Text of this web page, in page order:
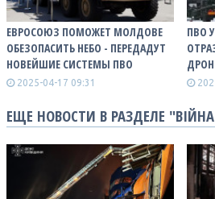
ЕВРОСОЮЗ ПОМОЖЕТ МОЛДОВЕ
ОБЕЗОПАСИТЬ НЕБО - ПЕРЕДАДУТ
НОВЕЙШИЕ СИСТЕМЫ ПВО
2025-04-17 09:31
ПВО
ЕЩЕ НОВОСТИ В РАЗДЕЛЕ "ВІЙНА